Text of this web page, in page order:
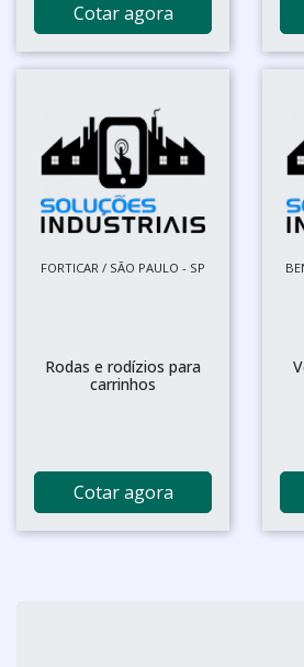
Cotar agora
FORTICAR / SÃO PAULO - SP
Rodas e rodízios para
carrinhos
Cotar agora